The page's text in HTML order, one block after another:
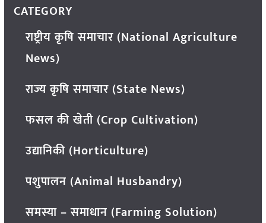
CATEGORY
राष्ट्रीय कृषि समाचार (National Agriculture
News)
राज्य कृषि समाचार (State News)
फसल की खेती (Crop Cultivation)
उद्यानिकी (Horticulture)
पशुपालन (Animal Husbandry)
समस्या – समाधान (Farming Solution)